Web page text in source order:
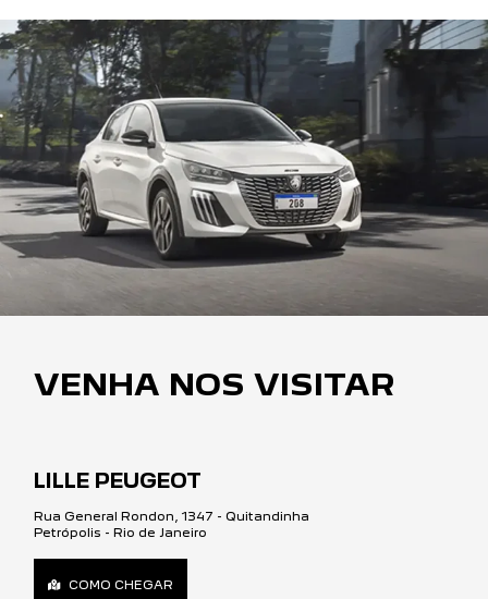
VENHA NOS VISITAR
LILLE PEUGEOT
Rua General Rondon, 1347 - Quitandinha
Petrópolis - Rio de Janeiro
TELEFONE
(24) 2104-9901
HORÁRIOS DE FUNCIONAMENTO